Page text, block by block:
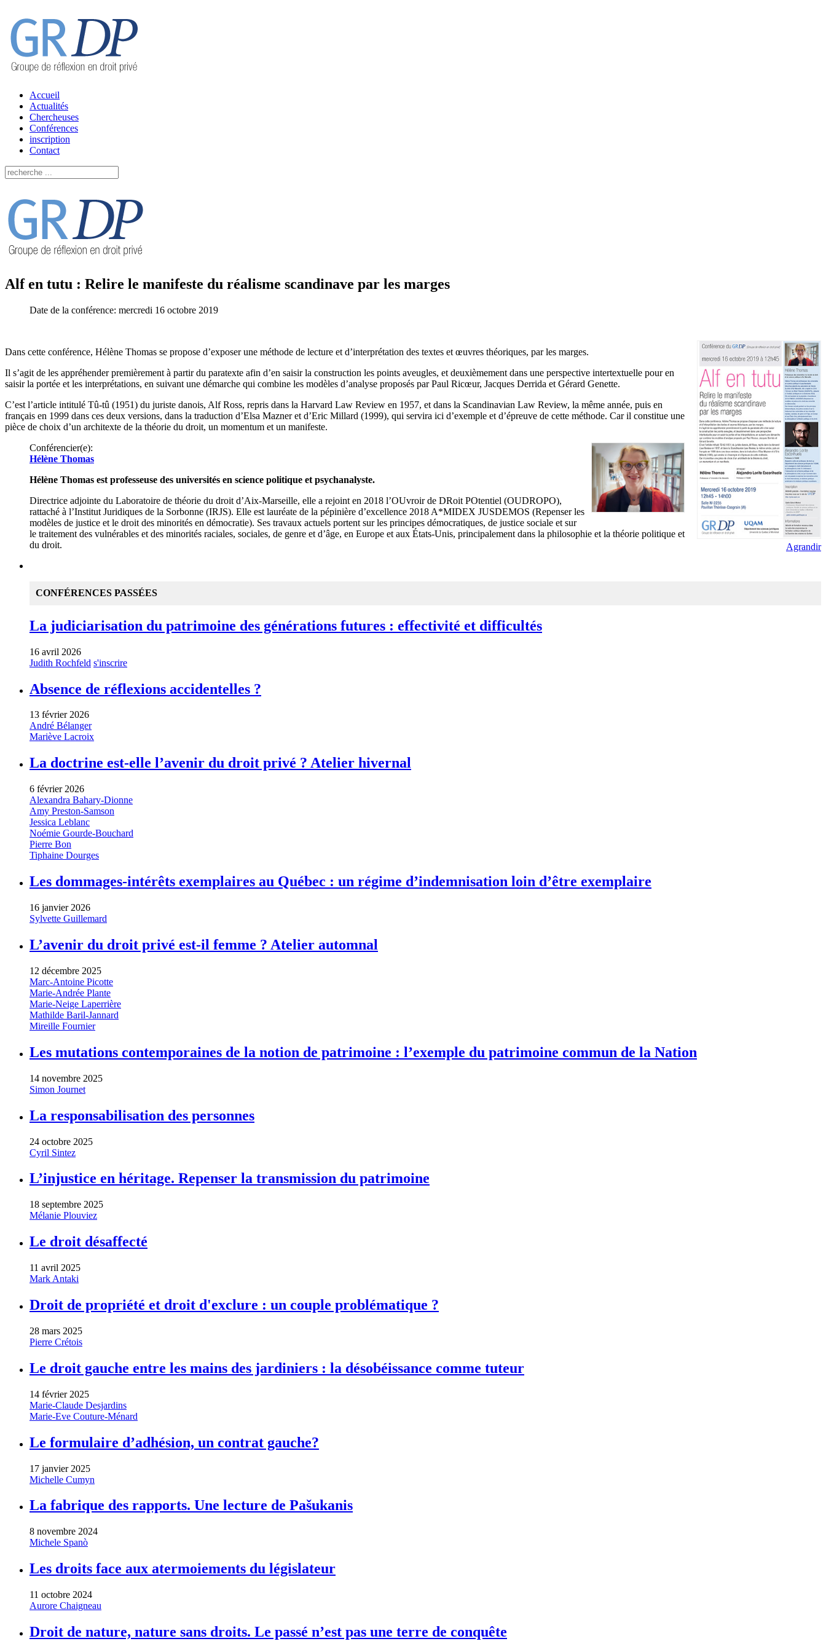
Accueil
Actualités
Chercheuses
Conférences
inscription
Contact
Alf en tutu : Relire le manifeste du réalisme scandinave par les marges
Date de la conférence: mercredi 16 octobre 2019
Agrandir
Dans cette conférence, Hélène Thomas se propose d’exposer une méthode de lecture et d’interprétation des textes et œuvres théoriques, par les marges.
Il s’agit de les appréhender premièrement à partir du paratexte afin d’en saisir la construction les points aveugles, et deuxièmement dans une perspective intertextuelle pour en
saisir la portée et les interprétations, en suivant une démarche qui combine les modèles d’analyse proposés par Paul Ricœur, Jacques Derrida et Gérard Genette.
C’est l’article intitulé Tû-tû (1951) du juriste danois, Alf Ross, repris dans la Harvard Law Review en 1957, et dans la Scandinavian Law Review, la même année, puis en
français en 1999 dans ces deux versions, dans la traduction d’Elsa Mazner et d’Eric Millard (1999), qui servira ici d’exemple et d’épreuve de cette méthode. Car il constitue une
pièce de choix d’un architexte de la théorie du droit, un momentum et un manifeste.
Conférencier(e):
Hélène Thomas
Hélène Thomas est professeuse des universités en science politique et psychanalyste.
Directrice adjointe du Laboratoire de théorie du droit d’Aix-Marseille, elle a rejoint en 2018 l’OUvroir de DRoit POtentiel (OUDROPO),
rattaché à l’Institut Juridiques de la Sorbonne (IRJS). Elle est lauréate de la pépinière d’excellence 2018 A*MIDEX JUSDEMOS (Repenser les
modèles de justice et le droit des minorités en démocratie). Ses travaux actuels portent sur les principes démocratiques, de justice sociale et sur
le traitement des vulnérables et des minorités raciales, sociales, de genre et d’âge, en Europe et aux États-Unis, principalement dans la philosophie et la théorie politique et
du droit.
CONFÉRENCES PASSÉES
La judiciarisation du patrimoine des générations futures : effectivité et difficultés
16 avril 2026
Judith Rochfeld s'inscrire
Absence de réflexions accidentelles ?
13 février 2026
André Bélanger
Mariève Lacroix
La doctrine est-elle l’avenir du droit privé ? Atelier hivernal
6 février 2026
Alexandra Bahary-Dionne
Amy Preston-Samson
Jessica Leblanc
Noémie Gourde-Bouchard
Pierre Bon
Tiphaine Dourges
Les dommages-intérêts exemplaires au Québec : un régime d’indemnisation loin d’être exemplaire
16 janvier 2026
Sylvette Guillemard
L’avenir du droit privé est-il femme ? Atelier automnal
12 décembre 2025
Marc-Antoine Picotte
Marie-Andrée Plante
Marie-Neige Laperrière
Mathilde Baril-Jannard
Mireille Fournier
Les mutations contemporaines de la notion de patrimoine : l’exemple du patrimoine commun de la Nation
14 novembre 2025
Simon Journet
La responsabilisation des personnes
24 octobre 2025
Cyril Sintez
L’injustice en héritage. Repenser la transmission du patrimoine
18 septembre 2025
Mélanie Plouviez
Le droit désaffecté
11 avril 2025
Mark Antaki
Droit de propriété et droit d'exclure : un couple problématique ?
28 mars 2025
Pierre Crétois
Le droit gauche entre les mains des jardiniers : la désobéissance comme tuteur
14 février 2025
Marie-Claude Desjardins
Marie-Eve Couture-Ménard
Le formulaire d’adhésion, un contrat gauche?
17 janvier 2025
Michelle Cumyn
La fabrique des rapports. Une lecture de Pašukanis
8 novembre 2024
Michele Spanò
Les droits face aux atermoiements du législateur
11 octobre 2024
Aurore Chaigneau
Droit de nature, nature sans droits. Le passé n’est pas une terre de conquête